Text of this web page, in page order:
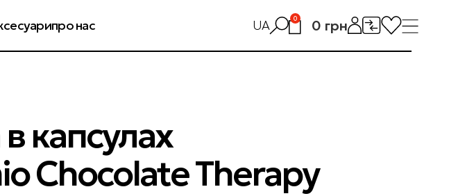
про нас UA 0 0 грн
обмін і повернення
капсулах
Chocolate Therapy